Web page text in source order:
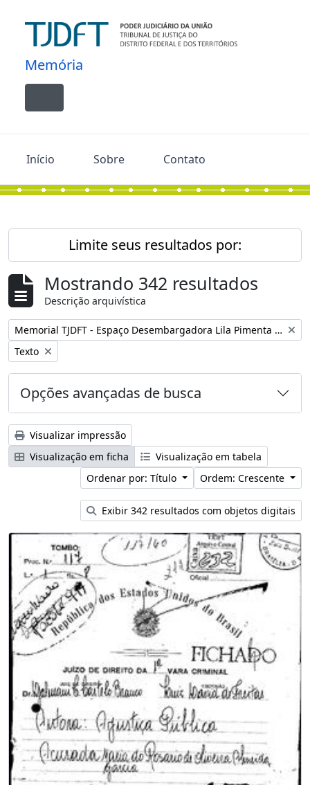
Memória
Toggle navigation
Início Sobre Contato
Limite seus resultados por:
Mostrando 342 resultados
Descrição arquivística
Remover filtro:
Memorial TJDFT - Espaço Desembargadora Lila Pimenta Duarte
Remover filtro:
Texto
Opções avançadas de busca
Visualizar impressão
Visualização em ficha
Visualização em tabela
Ordenar por: Título
Ordem: Crescente
Exibir 342 resultados com objetos digitais